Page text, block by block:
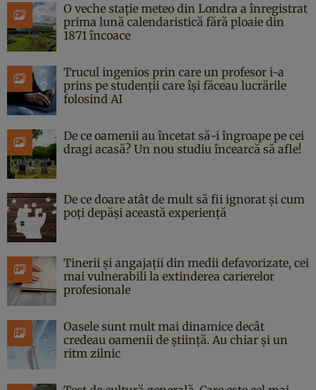
O veche stație meteo din Londra a înregistrat
prima lună calendaristică fără ploaie din
1871 încoace
Trucul ingenios prin care un profesor i-a
prins pe studenții care își făceau lucrările
folosind AI
De ce oamenii au încetat să-i îngroape pe cei
dragi acasă? Un nou studiu încearcă să afle!
De ce doare atât de mult să fii ignorat și cum
poți depăși această experiență
Tinerii și angajații din medii defavorizate, cei
mai vulnerabili la extinderea carierelor
profesionale
Oasele sunt mult mai dinamice decât
credeau oamenii de știință. Au chiar și un
ritm zilnic